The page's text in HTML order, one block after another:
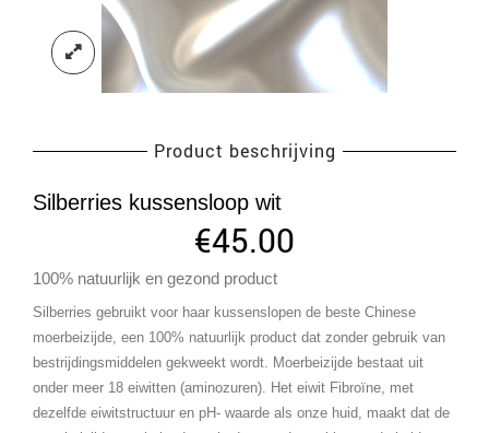
Product beschrijving
Silberries kussensloop wit
€45.00
100% natuurlijk en gezond product
Silberries gebruikt voor haar kussenslopen de beste Chinese
moerbeizijde, een 100% natuurlijk product dat zonder gebruik van
bestrijdingsmiddelen gekweekt wordt. Moerbeizijde bestaat uit
onder meer 18 eiwitten (aminozuren). Het eiwit Fibroïne, met
dezelfde eiwitstructuur en pH- waarde als onze huid, maakt dat de